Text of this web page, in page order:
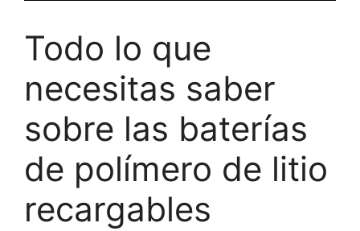
Todo lo que
necesitas saber
sobre las baterías
de polímero de litio
recargables